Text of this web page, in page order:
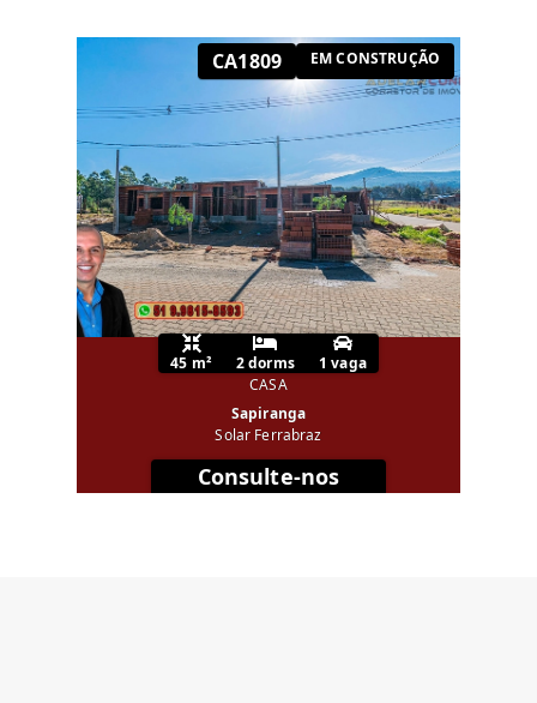
CA1809 EM CONSTRUÇÃO
45 m² 2 dorms
1 vaga
CASA
Sapiranga
Solar Ferrabraz
Consulte-nos